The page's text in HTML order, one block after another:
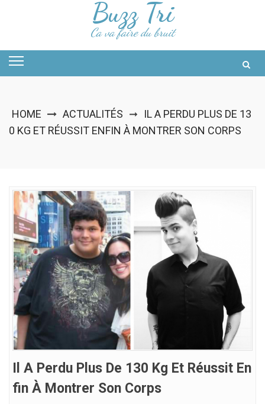
Buzz Tri
Ca va faire du bruit
HOME ACTUALITÉS ➞
IL A PERDU PLUS DE 13
0 KG ET RÉUSSIT ENFIN À MONTRER SON CORPS
Il A Perdu Plus De 130 Kg Et Réussit En
Fin À Montrer Son Corps